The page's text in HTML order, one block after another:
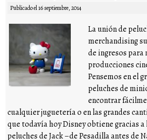
Publicado el16 septiembre, 2014
La unión de
merchandising
de ingresos para
producciones
Pensemos en el
peluches de
encontrar
cualquier juguetería o en las grandes
que todavía hoy Disney obtiene gracias a
peluches de Jack –de Pesadilla antes de